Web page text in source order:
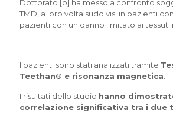
Dottorato [b] ha messo a confronto
TMD, a loro volta suddivisi in pazienti
pazienti con un danno limitato ai tessuti
I pazienti sono stati analizzati tramite
Teethan® e risonanza magnetica
I risultati dello studio hanno
correlazione significativa tra i due